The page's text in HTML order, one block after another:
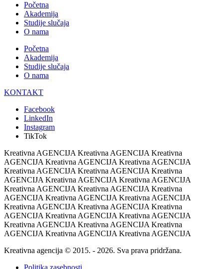
Početna
Akademija
Studije slučaja
O nama
Početna
Akademija
Studije slučaja
O nama
KONTAKT
Facebook
LinkedIn
Instagram
TikTok
Kreativna AGENCIJA Kreativna AGENCIJA Kreativna
AGENCIJA Kreativna AGENCIJA Kreativna AGENCIJA
Kreativna AGENCIJA Kreativna AGENCIJA Kreativna
AGENCIJA Kreativna AGENCIJA Kreativna AGENCIJA
Kreativna AGENCIJA Kreativna AGENCIJA Kreativna
AGENCIJA Kreativna AGENCIJA Kreativna AGENCIJA
Kreativna AGENCIJA Kreativna AGENCIJA Kreativna
AGENCIJA Kreativna AGENCIJA Kreativna AGENCIJA
Kreativna AGENCIJA Kreativna AGENCIJA Kreativna
AGENCIJA Kreativna AGENCIJA Kreativna AGENCIJA
Kreativna agencija © 2015. - 2026. Sva prava pridržana.